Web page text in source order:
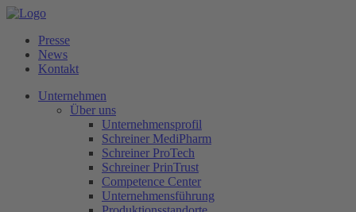
Presse
News
Kontakt
Unternehmen
Über uns
Unternehmensprofil
Schreiner MediPharm
Schreiner ProTech
Schreiner PrinTrust
Competence Center
Unternehmensführung